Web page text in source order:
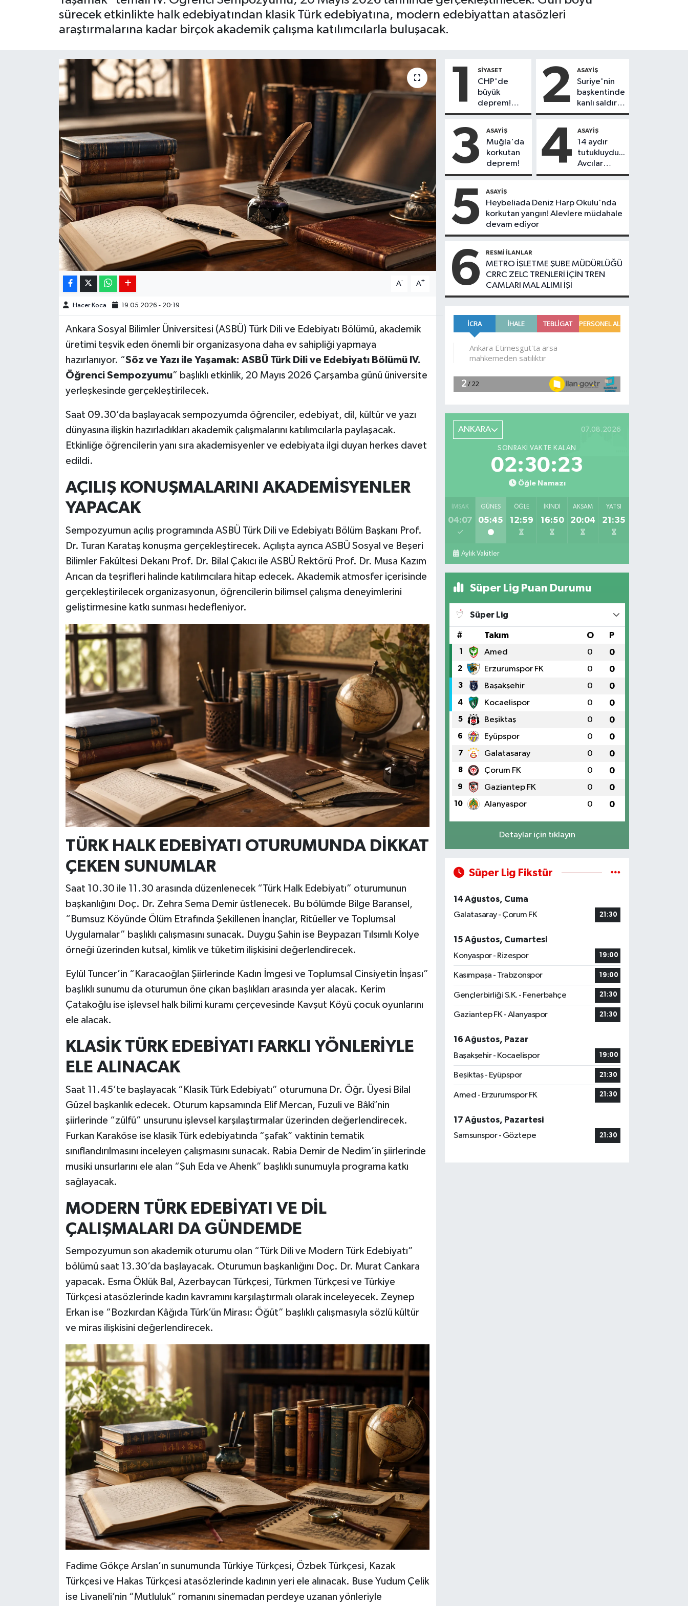
sürecek etkinlikte halk edebiyatından klasik Türk edebiyatına, modern edebiyattan atasözleri
araştırmalarına kadar birçok akademik çalışma katılımcılarla buluşacak.
A- A+
Hacer Koca 19.05.2026 - 20:19
Ankara Sosyal Bilimler Üniversitesi (ASBÜ) Türk Dili ve Edebiyatı Bölümü, akademik
üretimi teşvik eden önemli bir organizasyona daha ev sahipliği yapmaya
hazırlanıyor. “Söz ve Yazı ile Yaşamak: ASBÜ Türk Dili ve Edebiyatı Bölümü IV.
Öğrenci Sempozyumu” başlıklı etkinlik, 20 Mayıs 2026 Çarşamba günü üniversite
yerleşkesinde gerçekleştirilecek.
Saat 09.30’da başlayacak sempozyumda öğrenciler, edebiyat, dil, kültür ve yazı
dünyasına ilişkin hazırladıkları akademik çalışmalarını katılımcılarla paylaşacak.
Etkinliğe öğrencilerin yanı sıra akademisyenler ve edebiyata ilgi duyan herkes davet
edildi.
AÇILIŞ KONUŞMALARINI AKADEMİSYENLER
YAPACAK
Sempozyumun açılış programında ASBÜ Türk Dili ve Edebiyatı Bölüm Başkanı Prof.
Dr. Turan Karataş konuşma gerçekleştirecek. Açılışta ayrıca ASBÜ Sosyal ve Beşeri
Bilimler Fakültesi Dekanı Prof. Dr. Bilal Çakıcı ile ASBÜ Rektörü Prof. Dr. Musa Kazım
Arıcan da teşrifleri halinde katılımcılara hitap edecek. Akademik atmosfer içerisinde
gerçekleştirilecek organizasyonun, öğrencilerin bilimsel çalışma deneyimlerini
geliştirmesine katkı sunması hedefleniyor.
TÜRK HALK EDEBİYATI OTURUMUNDA DİKKAT
ÇEKEN SUNUMLAR
Saat 10.30 ile 11.30 arasında düzenlenecek “Türk Halk Edebiyatı” oturumunun
başkanlığını Doç. Dr. Zehra Sema Demir üstlenecek. Bu bölümde Bilge Baransel,
“Bumsuz Köyünde Ölüm Etrafında Şekillenen İnançlar, Ritüeller ve Toplumsal
Uygulamalar” başlıklı çalışmasını sunacak. Duygu Şahin ise Beypazarı Tılsımlı Kolye
örneği üzerinden kutsal, kimlik ve tüketim ilişkisini değerlendirecek.
Eylül Tuncer’in “Karacaoğlan Şiirlerinde Kadın İmgesi ve Toplumsal Cinsiyetin İnşası”
başlıklı sunumu da oturumun öne çıkan başlıkları arasında yer alacak. Kerim
Çatakoğlu ise işlevsel halk bilimi kuramı çerçevesinde Kavşut Köyü çocuk oyunlarını
ele alacak.
KLASİK TÜRK EDEBİYATI FARKLI YÖNLERİYLE
ELE ALINACAK
Saat 11.45’te başlayacak “Klasik Türk Edebiyatı” oturumuna Dr. Öğr. Üyesi Bilal
Güzel başkanlık edecek. Oturum kapsamında Elif Mercan, Fuzuli ve Bâkî’nin
şiirlerinde “zülfü” unsurunu işlevsel karşılaştırmalar üzerinden değerlendirecek.
Furkan Karaköse ise klasik Türk edebiyatında “şafak” vaktinin tematik
sınıflandırılmasını inceleyen çalışmasını sunacak. Rabia Demir de Nedim’in şiirlerinde
musiki unsurlarını ele alan “Şuh Eda ve Ahenk” başlıklı sunumuyla programa katkı
sağlayacak.
MODERN TÜRK EDEBİYATI VE DİL
ÇALIŞMALARI DA GÜNDEMDE
Sempozyumun son akademik oturumu olan “Türk Dili ve Modern Türk Edebiyatı”
bölümü saat 13.30’da başlayacak. Oturumun başkanlığını Doç. Dr. Murat Cankara
yapacak. Esma Öklük Bal, Azerbaycan Türkçesi, Türkmen Türkçesi ve Türkiye
Türkçesi atasözlerinde kadın kavramını karşılaştırmalı olarak inceleyecek. Zeynep
Erkan ise “Bozkırdan Kâğıda Türk’ün Mirası: Öğüt” başlıklı çalışmasıyla sözlü kültür
ve miras ilişkisini değerlendirecek.
Fadime Gökçe Arslan’ın sunumunda Türkiye Türkçesi, Özbek Türkçesi, Kazak
Türkçesi ve Hakas Türkçesi atasözlerinde kadının yeri ele alınacak. Buse Yudum Çelik
ise Livaneli’nin “Mutluluk” romanını sinemadan perdeye uzanan yönleriyle
1 SIYASET
CHP'de
büyük
deprem!
230
başkanı Yeni
Parti'ye
geçiyor
2 ASAYIŞ
Suriye'nin
başkentinde
kanlı saldırı!
Yolcu
çok sayıda
ölü ve yaralı
var
3 ASAYIŞ
Muğla'da
korkutan
deprem!
4 ASAYIŞ
14 aydır
tutukluydu...
Avcılar
Belediye
Çankaya
tahliye
5 ASAYIŞ
Heybeliada Deniz Harp Okulu'nda
korkutan yangın! Alevlere müdahale
devam ediyor
6 RESMI İLANLAR
METRO İŞLETME ŞUBE MÜDÜRLÜĞÜ
CRRC ZELC TRENLERİ İÇİN TREN
CAMLARI MAL ALIMI İŞİ
ANKARA 07.08.2026
SONRAKI VAKTE KALAN
02:30:21
Öğle Namazı
İMSAK
04:07
GÜNEŞ
05:45
ÖĞLE
12:59
İKINDI
16:50
AKŞAM
20:04
YATSI
21:35
Aylık Vakitler
Süper Lig Puan Durumu
Süper Lig
# Takım O P
1 Amed 0 0
2 Erzurumspor FK 0 0
3 Başakşehir 0 0
4 Kocaelispor 0 0
5 Beşiktaş 0 0
6 Eyüpspor 0 0
7 Galatasaray 0 0
8 Çorum FK 0 0
9 Gaziantep FK 0 0
10 Alanyaspor 0 0
Detaylar için tıklayın
Süper Lig Fikstür
14 Ağustos, Cuma
Galatasaray - Çorum FK
21:30
15 Ağustos, Cumartesi
Konyaspor - Rizespor
19:00
Kasımpaşa - Trabzonspor 19:00
Gençlerbirliği S.K. - Fenerbahçe 21:30
Gaziantep FK - Alanyaspor 21:30
16 Ağustos, Pazar
Başakşehir - Kocaelispor
19:00
Beşiktaş - Eyüpspor 21:30
Amed - Erzurumspor FK 21:30
17 Ağustos, Pazartesi
Samsunspor - Göztepe
21:30
Siyaset
Teknoloji